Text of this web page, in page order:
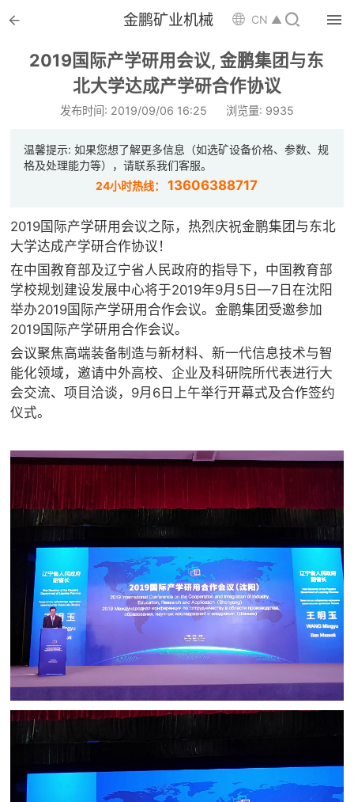
 金鹏矿业机械 CN ▲ 
2019国际产学研用会议, 金鹏集团与东
北大学达成产学研合作协议
发布时间: 2019/09/06 16:25 浏览量: 9935
温馨提示: 如果您想了解更多信息（如选矿设备价格、参数、规
格及处理能力等），请联系我们客服。
24小时热线：13606388717
2019国际产学研用会议之际，热烈庆祝金鹏集团与东北
大学达成产学研合作协议！
在中国教育部及辽宁省人民政府的指导下，中国教育部
学校规划建设发展中心将于2019年9月5日—7日在沈阳
举办2019国际产学研用合作会议。金鹏集团受邀参加
2019国际产学研用合作会议。
会议聚焦高端装备制造与新材料、新一代信息技术与智
能化领域，邀请中外高校、企业及科研院所代表进行大
会交流、项目洽谈，9月6日上午举行开幕式及合作签约
仪式。
 首页
 选矿设备

 解决方案
 案例中心
 服务体系
 新闻中心
 矿山设计院
 选矿实验室
 关于金鹏
专家团队
 联系我们